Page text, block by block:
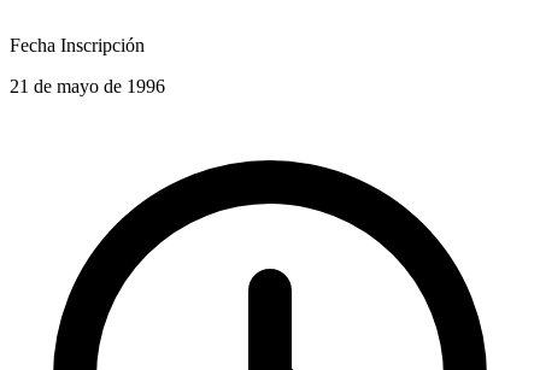
Fecha Inscripción
21 de mayo de 1996